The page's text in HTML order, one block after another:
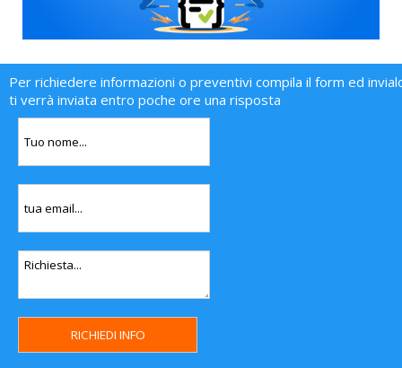
Per richiedere informazioni o preventivi compila il form ed
ti verrà inviata entro poche ore una risposta